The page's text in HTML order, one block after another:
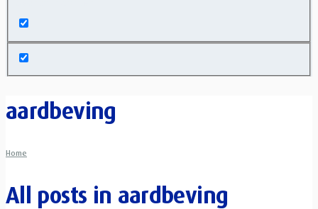
aardbeving
Home
All posts in aardbeving